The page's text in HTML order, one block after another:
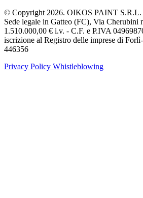
© Copyright 2026. OIKOS PAINT S.R.L.
Sede legale in Gatteo (FC), Via Cherubini
1.510.000,00 € i.v. - C.F. e P.IVA
iscrizione al Registro delle imprese di
446356
Privacy Policy Whistleblowing